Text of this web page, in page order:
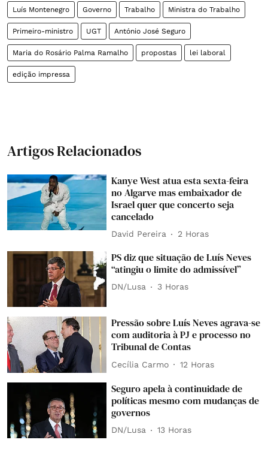
Luís Montenegro Governo Trabalho Ministra do Trabalho
Primeiro-ministro UGT António José Seguro
Maria do Rosário Palma Ramalho propostas lei laboral
edição impressa
Artigos Relacionados
Kanye West atua esta sexta-feira
no Algarve mas embaixador de
Israel quer que concerto seja
cancelado
David Pereira 2 Horas
PS diz que situação de Luís Neves
“atingiu o limite do admissível”
DN/Lusa 3 Horas
Pressão sobre Luís Neves agrava-se
com auditoria à PJ e processo no
Tribunal de Contas
Cecília Carmo 12 Horas
Seguro apela à continuidade de
políticas mesmo com mudanças de
governos
DN/Lusa 13 Horas